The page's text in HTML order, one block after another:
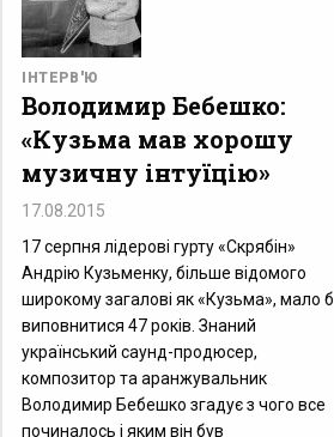
ІНТЕРВ'Ю
Володимир Бебешко:
«Кузьма мав хорошу
музичну інтуїцію»
17.08.2015
17 серпня лідерові гурту «Скрябін»
Андрію Кузьменку, більше відомого
широкому загалові як «Кузьма», мало б
виповнитися 47 років. Знаний
український саунд-продюсер,
композитор та аранжувальник
Володимир Бебешко згадує з чого все
починалось і яким він був